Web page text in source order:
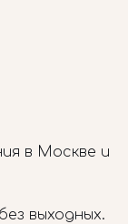
в Москве и
выходных.